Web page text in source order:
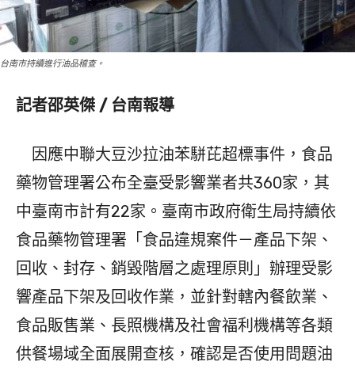
台南市持續進行油品稽查。
記者邵英傑 / 台南報導
因應中聯大豆沙拉油苯駢芘超標事件，食品
藥物管理署公布全臺受影響業者共360家，其
中臺南市計有22家。臺南市政府衛生局持續依
食品藥物管理署「食品違規案件－產品下架、
回收、封存、銷毀階層之處理原則」辦理受影
響產品下架及回收作業，並針對轄內餐飲業、
食品販售業、長照機構及社會福利機構等各類
供餐場域全面展開查核，確認是否使用問題油